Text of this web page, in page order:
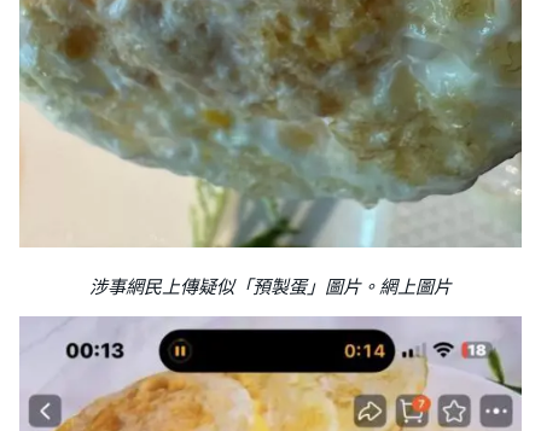
涉事網民上傳疑似「預製蛋」圖片。網上圖片